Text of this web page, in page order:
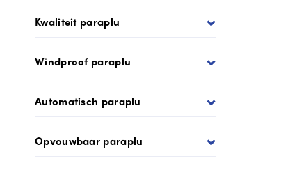
Kwaliteit paraplu
Windproof paraplu
Automatisch paraplu
Opvouwbaar paraplu